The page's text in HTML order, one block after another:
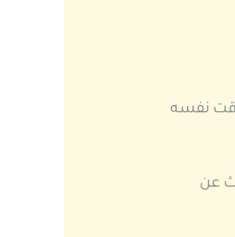
نفسه
عن